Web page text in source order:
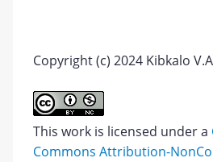
Copyright (c) 2024 Kibkalo
This work is licensed under a
Commons Attribution-